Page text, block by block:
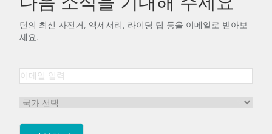
턴의 최신 자전거, 액세서리, 라이딩 팁 등을 이메일로 받아보
세요.